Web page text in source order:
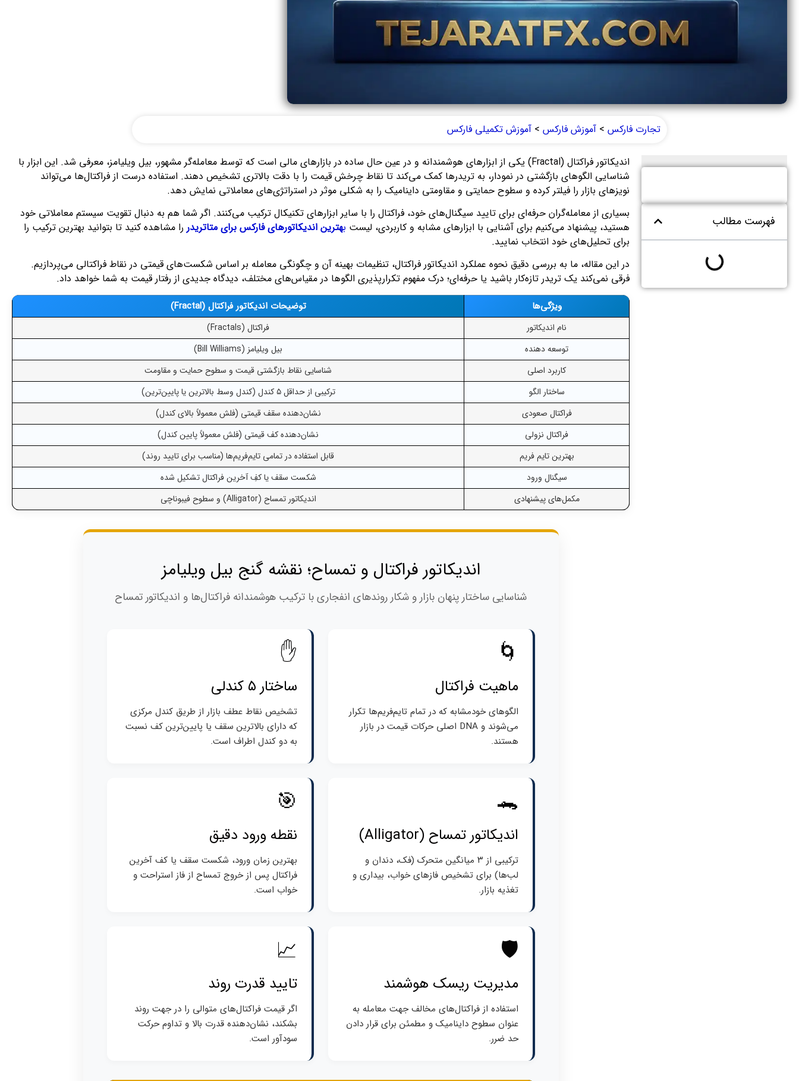
تجارت فارکس > آموزش فارکس > آموزش تکمیلی فارکس
فهرست مطالب
اندیکاتور فراکتال (Fractal) یکی از ابزارهای هوشمندانه و در عین حال ساده در بازارهای مالی است که توسط معامله‌گر مشهور، بیل ویلیامز، معرفی شد. این ابزار با
شناسایی الگوهای بازگشتی در نمودار، به تریدرها کمک می‌کند تا نقاط چرخش قیمت را با دقت بالاتری تشخیص دهند. استفاده درست از فراکتال‌ها می‌تواند
نویزهای بازار را فیلتر کرده و سطوح حمایتی و مقاومتی داینامیک را به شکلی موثر در استراتژی‌های معاملاتی نمایش دهد.
بسیاری از معامله‌گران حرفه‌ای برای تایید سیگنال‌های خود، فراکتال را با سایر ابزارهای تکنیکال ترکیب می‌کنند. اگر شما هم به دنبال تقویت سیستم معاملاتی خود
هستید، پیشنهاد می‌کنیم برای آشنایی با ابزارهای مشابه و کاربردی، لیست بهترین اندیکاتورهای فارکس برای متاتریدر را مشاهده کنید تا بتوانید بهترین ترکیب را
برای تحلیل‌های خود انتخاب نمایید.
در این مقاله، ما به بررسی دقیق نحوه عملکرد اندیکاتور فراکتال، تنظیمات بهینه آن و چگونگی معامله بر اساس شکست‌های قیمتی در نقاط فراکتالی می‌پردازیم.
فرقی نمی‌کند یک تریدر تازه‌کار باشید یا حرفه‌ای؛ درک مفهوم تکرارپذیری الگوها در مقیاس‌های مختلف، دیدگاه جدیدی از رفتار قیمت به شما خواهد داد.
ویژگی‌ها توضیحات اندیکاتور فراکتال (Fractal)
نام اندیکاتور
فراکتال (Fractals)
توسعه دهنده
بیل ویلیامز (Bill Williams)
کاربرد اصلی
شناسایی نقاط بازگشتی قیمت و سطوح حمایت و مقاومت
ساختار الگو
ترکیبی از حداقل ۵ کندل (کندل وسط بالاترین یا پایین‌ترین)
فراکتال صعودی
نشان‌دهنده سقف قیمتی (فلش معمولاً بالای کندل)
فراکتال نزولی
نشان‌دهنده کف قیمتی (فلش معمولاً پایین کندل)
بهترین تایم فریم
قابل استفاده در تمامی تایم‌فریم‌ها (مناسب برای تایید روند)
سیگنال ورود
شکست سقف یا کفِ آخرین فراکتال تشکیل شده
مکمل‌های پیشنهادی
اندیکاتور تمساح (Alligator) و سطوح فیبوناچی
اندیکاتور فراکتال و تمساح؛ نقشه گنج بیل ویلیامز
شناسایی ساختار پنهان بازار و شکار روندهای انفجاری با ترکیب هوشمندانه فراکتال‌ها و اندیکاتور تمساح
🌀
ماهیت فراکتال
الگوهای خودمشابه که در تمام تایم‌فریم‌ها تکرار
می‌شوند و DNA اصلی حرکات قیمت در بازار
هستند.
✋
ساختار ۵ کندلی
تشخیص نقاط عطف بازار از طریق کندل مرکزی
که دارای بالاترین سقف یا پایین‌ترین کف نسبت
به دو کندل اطراف است.
🐊
اندیکاتور تمساح (Alligator)
ترکیبی از ۳ میانگین متحرک (فک، دندان و
لب‌ها) برای تشخیص فازهای خواب، بیداری و
تغذیه بازار.
🎯
نقطه ورود دقیق
بهترین زمان ورود، شکست سقف یا کف آخرین
فراکتال پس از خروج تمساح از فاز استراحت و
خواب است.
🛡️
مدیریت ریسک هوشمند
استفاده از فراکتال‌های مخالف جهت معامله به
عنوان سطوح داینامیک و مطمئن برای قرار دادن
حد ضرر.
📈
تایید قدرت روند
اگر قیمت فراکتال‌های متوالی را در جهت روند
بشکند، نشان‌دهنده قدرت بالا و تداوم حرکت
سودآور است.